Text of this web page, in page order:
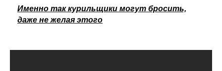
Именно так курильщики могут бросить,
даже не желая этого